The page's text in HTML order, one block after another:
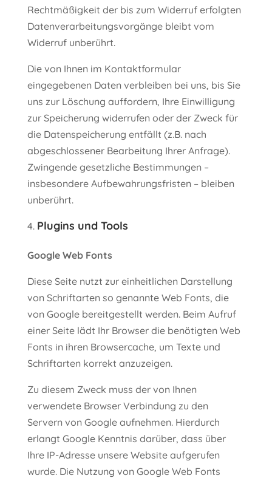
Rechtmäßigkeit der bis zum Widerruf erfolgten
Datenverarbeitungsvorgänge bleibt vom
Widerruf unberührt.
Die von Ihnen im Kontaktformular
eingegebenen Daten verbleiben bei uns, bis Sie
uns zur Löschung auffordern, Ihre Einwilligung
zur Speicherung widerrufen oder der Zweck für
die Datenspeicherung entfällt (z.B. nach
abgeschlossener Bearbeitung Ihrer Anfrage).
Zwingende gesetzliche Bestimmungen –
insbesondere Aufbewahrungsfristen – bleiben
unberührt.
Plugins und Tools
Google Web Fonts
Diese Seite nutzt zur einheitlichen Darstellung
von Schriftarten so genannte Web Fonts, die
von Google bereitgestellt werden. Beim Aufruf
einer Seite lädt Ihr Browser die benötigten Web
Fonts in ihren Browsercache, um Texte und
Schriftarten korrekt anzuzeigen.
Zu diesem Zweck muss der von Ihnen
verwendete Browser Verbindung zu den
Servern von Google aufnehmen. Hierdurch
erlangt Google Kenntnis darüber, dass über
Ihre IP-Adresse unsere Website aufgerufen
wurde. Die Nutzung von Google Web Fonts